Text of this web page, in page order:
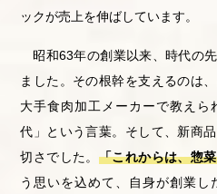
ックが売上を伸ばしています。
昭和63年の創業以来、時代の
ました。その根幹を支えるのは
大手食肉加工メーカーで教えら
代」という言葉。そして、新商
切さでした。 「これからは、惣
う思いを込めて、自身が創業し